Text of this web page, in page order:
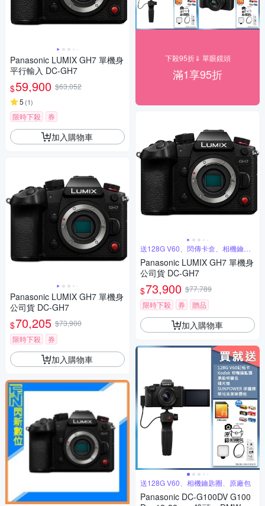
Panasonic LUMIX GH7 單機身
平行輸入 DC-GH7
$59,900 $63,052
5 (1)
限時下殺 券
加入購物車
Panasonic LUMIX GH7 單機身
公司貨 DC-GH7
$70,205 $73,900
限時下殺
券
加入購物車
下殺95折⇓ 單眼鏡頭
滿1享95折
送128G V60、閃傳卡盒、相機鑰匙
圈
Panasonic LUMIX GH7 單機身
公司貨 DC-GH7
$73,900 $77,789
限時下殺
券 贈品
加入購物車
送128G V60、相機鑰匙圈、原廠包
Panasonic DC-G100DV G100